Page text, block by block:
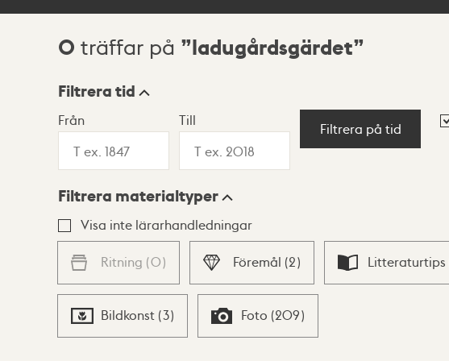
Sökresultat
0 träffar på ladugårdsgärdet
Visningsläge
Lista Karta
Filtrera tid
Från Till
Filtrera på tid
Filtrera materialtyper
Visa inte lärarhandledningar
Ritning (0) Föremål (2) Litteraturtips
Bildkonst (3) Foto (209)